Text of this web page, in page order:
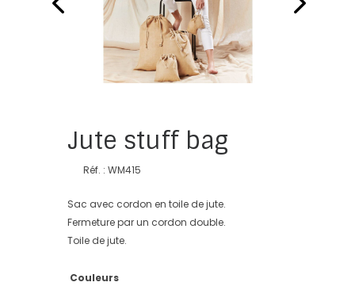
Jute stuff bag
Réf. : WM415
Sac avec cordon en toile de jute.
Fermeture par un cordon double.
Toile de jute.
Couleurs